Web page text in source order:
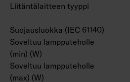
Liitäntälaitteen tyyppi
Suojausluokka (IEC 61140)
Soveltuu lampputeholle
(min) (W)
Soveltuu lampputeholle
(max) (W)